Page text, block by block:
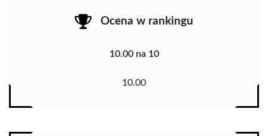
Ocena w rankingu
10.00 na 10
10.00